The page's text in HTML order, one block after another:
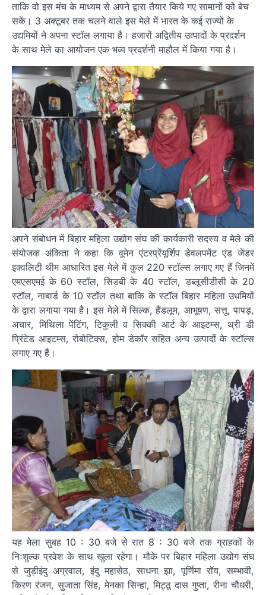
ताकि वो इस मंच के माध्यम से अपने द्वारा तैयार किये गए सामानों को बेच
सकें। 3 अक्टूबर तक चलने वाले इस मेले में भारत के कई राज्यों के
उद्यमियों ने अपना स्टॉल लगाया है। हजारों अद्वितीय उत्पादों के प्रदर्शन
के साथ मेले का आयोजन एक भव्य प्रदर्शनी माहौल में किया गया है।
अपने संबोधन में बिहार महिला उद्योग संघ की कार्यकारी सदस्य व मेले की
संयोजक अंकिता ने कहा कि वूमेन एंटरप्रेंयूर्शिप डेवलपमेंट एंड जेंडर
इक्वलिटी थीम आधारित इस मेले में कुल 220 स्टॉल्स लगाए गए हैं जिनमें
एमएसएमई के 60 स्टॉल, सिडबी के 40 स्टॉल, डब्लूसीडीसी के 20
स्टॉल, नाबार्ड के 10 स्टॉल तथा बाकि के स्टॉल बिहार महिला उधमियों
के द्वारा लगाया गया है। इस मेले में सिल्क, हैंडलूम, आभूषण, सत्तू, पापड़,
अचार, मिथिला पेंटिंग, टिकुली व सिक्की आर्ट के आइटम्स, थ्री डी
प्रिंटेड आइटम्स, रोबोटिक्स, होम डेकॉर सहित अन्य उत्पादों के स्टॉल्स
लगाए गए हैं।
यह मेला सुबह 10 : 30 बजे से रात 8 : 30 बजे तक ग्राहकों के
निःशुल्क प्रवेश के साथ खुला रहेगा। मौके पर बिहार महिला उद्योग संघ
से जुड़ीइंदु अग्रवाल, इंदु महासेठ, साधना झा, पूर्णिमा रॉय, सम्भावी,
किरण रंजन, सुजाता सिंह, मेनका सिन्हा, मिट्ठू दास गुप्ता, रीना चौधरी,